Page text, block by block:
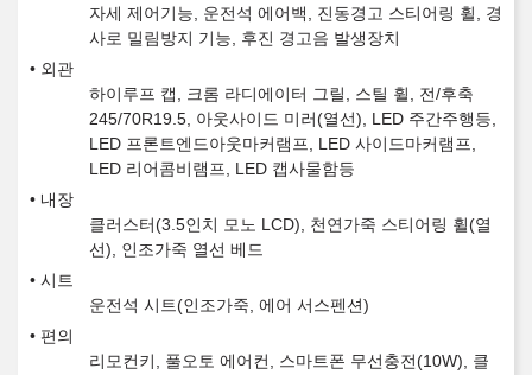
자세 제어기능, 운전석 에어백, 진동경고 스티어링 휠, 경
사로 밀림방지 기능, 후진 경고음 발생장치
외관
하이루프 캡, 크롬 라디에이터 그릴, 스틸 휠, 전/후축
245/70R19.5, 아웃사이드 미러(열선), LED 주간주행등,
LED 프론트엔드아웃마커램프, LED 사이드마커램프,
LED 리어콤비램프, LED 캡사물함등
내장
클러스터(3.5인치 모노 LCD), 천연가죽 스티어링 휠(열
선), 인조가죽 열선 베드
시트
운전석 시트(인조가죽, 에어 서스펜션)
편의
리모컨키, 풀오토 에어컨, 스마트폰 무선충전(10W), 클